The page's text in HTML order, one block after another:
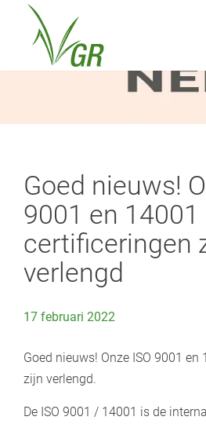
Goed nieuws!
9001 en 14001
certificeringen
verlengd
17 februari 2022
Goed nieuws! Onze ISO 9001
zijn verlengd.
De ISO 9001 / 14001 is de